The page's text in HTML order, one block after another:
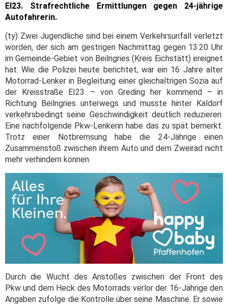
EI23. Strafrechtliche Ermittlungen gegen 24-jährige
Autofahrerin.
(ty) Zwei Jugendliche sind bei einem Verkehrsunfall verletzt
worden, der sich am gestrigen Nachmittag gegen 13.20 Uhr
im Gemeinde-Gebiet von Beilngries (Kreis Eichstätt) ereignet
hat. Wie die Polizei heute berichtet, war ein 16 Jahre alter
Motorrad-Lenker in Begleitung einer gleichaltrigen Sozia auf
der Kreisstraße EI23 – von Greding her kommend – in
Richtung Beilngries unterwegs und musste hinter Kaldorf
verkehrsbedingt seine Geschwindigkeit deutlich reduzieren.
Eine nachfolgende Pkw-Lenkerin habe das zu spät bemerkt.
Trotz einer Notbremsung habe die 24-Jährige einen
Zusammenstoß zwischen ihrem Auto und dem Zweirad nicht
mehr verhindern können.
Durch die Wucht des Anstoßes zwischen der Front des
Pkw und dem Heck des Motorrads verlor der 16-Jährige den
Angaben zufolge die Kontrolle über seine Maschine. Er sowie